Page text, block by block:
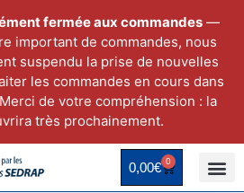
fermée aux commandes—
important de commandes, nous
suspendu la prise de nouvelles
les commandes en cours dans
de votre compréhension : la
très prochainement.
0,00€ 0